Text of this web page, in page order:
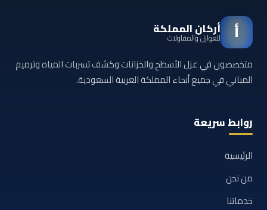
أ أركان المملكة
للعوازل والمقاولات
متخصصون في عزل الأسطح والخزانات وكشف تسربات المياه وترميم
المباني في جميع أنحاء المملكة العربية السعودية.
روابط سريعة
الرئيسية
من نحن
خدماتنا